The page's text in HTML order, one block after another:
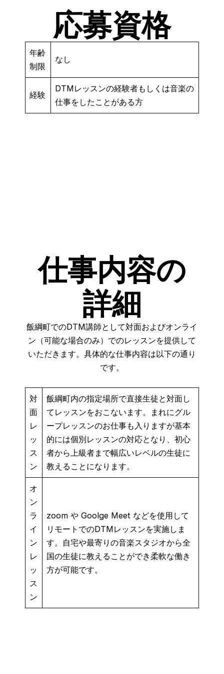
応募資格
年齢
制限
なし
経験
DTMレッスンの経験者もしくは音楽の
仕事をしたことがある方
仕事内容の
詳細
飯綱町でのDTM講師として対面およびオンライ
ン（可能な場合のみ）でのレッスンを提供して
いただきます。具体的な仕事内容は以下の通り
です。
対
面
レ
ッ
ス
ン
飯綱町内の指定場所で直接生徒と対面し
てレッスンをおこないます。まれにグル
ープレッスンのお仕事も入りますが基本
的には個別レッスンの対応となり、初心
者から上級者まで幅広いレベルの生徒に
教えることになります。
オ
ン
ラ
イ
ン
レ
ッ
ス
ン
zoom や Goolge Meet などを使用して
リモートでのDTMレッスンを実施しま
す。自宅や最寄りの音楽スタジオから全
国の生徒に教えることができ柔軟な働き
方が可能です。